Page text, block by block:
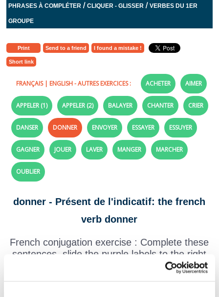
PHRASES À COMPLÉTER /CLIQUER - GLISSER /VERBES DU 1ER
GROUPE
Print Send to a friend I found a mistake !
Short link
FRANÇAIS| ENGLISH- AUTRES EXERCICES : ACHETER AIMER
APPELER (1) APPELER (2) BALAYER CHANTER CRIER
DANSER DONNER ENVOYER ESSAYER ESSUYER
GAGNER JOUER LAVER MANGER MARCHER
OUBLIER
donner - Présent de l'indicatif: the french
verb donner
French conjugation exercise : Complete these
sentences, slide the purple labels to the right